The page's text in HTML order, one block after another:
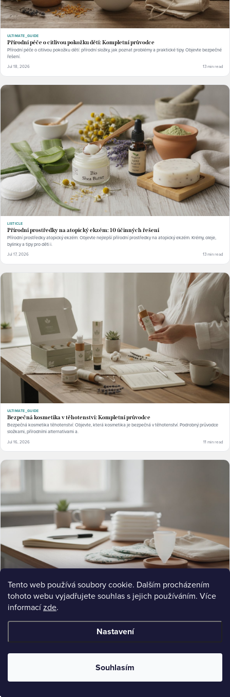
Tento web používá soubory cookie. Dalším procházením
tohoto webu vyjadřujete souhlas s jejich používáním. Více
informacízde.
Nastavení
Souhlasím
ULTIMATE_GUIDE
Přírodní péče o citlivou pokožku dětí: Kompletní průvodce
Přírodní péče o citlivou pokožku dětí: přírodní složky, jak poznat problémy a praktické tipy. Objevte bezpečné
řešení.
Jul 18, 2026 13 min read
LISTICLE
Přírodní prostředky na atopický ekzém: 10 účinných řešení
Přírodní prostředky atopický ekzém: Objevte nejlepší přírodní prostředky na atopický ekzém. Krémy, oleje,
bylinky a tipy pro děti i.
Jul 17, 2026 13 min read
ULTIMATE_GUIDE
Bezpečná kosmetika v těhotenství: Kompletní průvodce
Bezpečná kosmetika těhotenství: Objevte, která kosmetika je bezpečná v těhotenství. Podrobný průvodce
složkami, přírodními alternativami a.
Jul 16, 2026 11 min read
COMPARISON
Menstruační kalíšek místo vložek: Komplexní průvodce
Menstruační kalíšek místo vložek: Zjistěte výhody, údržbu a jak vybrat správný. Srovnění s látkovými vložkami